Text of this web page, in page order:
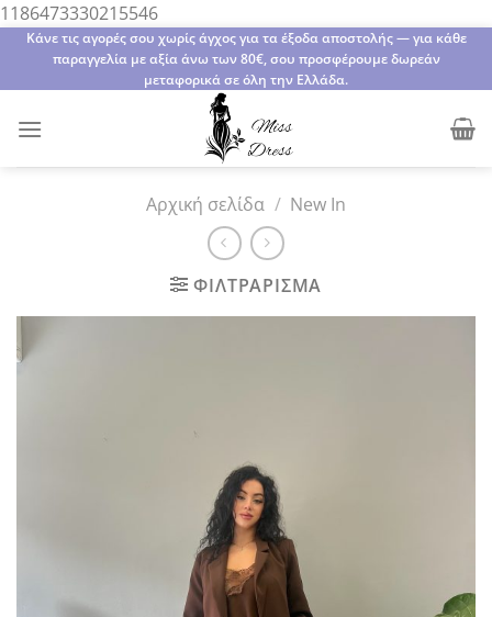
1186473330215546Μετάβαση
στο
περιεχόμενο
Κάνε τις αγορές σου χωρίς άγχος για τα έξοδα αποστολής — για κάθε
παραγγελία με αξία άνω των 80€, σου προσφέρουμε δωρεάν
μεταφορικά σε όλη την Ελλάδα.
Αρχική σελίδα / New In
ΦΙΛΤΡΆΡΙΣΜΑ